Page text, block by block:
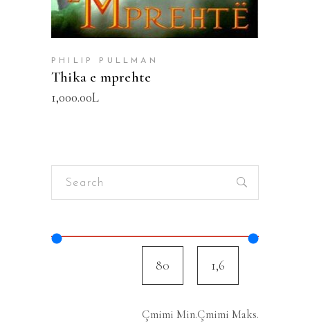
PHILIP PULLMAN
Thika e mprehte
1,000.00L
Search
Çmimi Min.Çmimi Maks.